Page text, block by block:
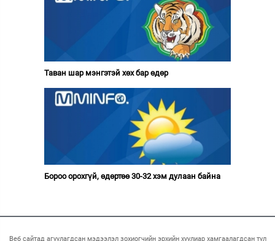
Таван шар мэнгэтэй хөх бар өдөр
Бороо орохгүй, өдөртөө 30-32 хэм дулаан байна
Веб сайтад агуулагдсан мэдээлэл зохиогчийн эрхийн хуулиар хамгаалагдсан тул